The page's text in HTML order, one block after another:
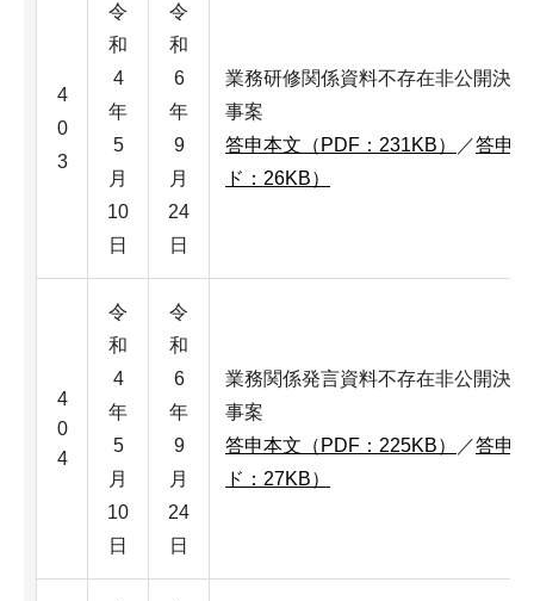
4
0
3
令
和
4
年
5
月
10
日
令
和
6
年
9
月
24
日
業務研修関係資料不存在非公開決
事案
答申本文（PDF：231KB）
／答申
ド：26KB）
4
0
4
令
和
4
年
5
月
10
日
令
和
6
年
9
月
24
日
業務関係発言資料不存在非公開決
事案
答申本文（PDF：225KB）
／答申
ド：27KB）